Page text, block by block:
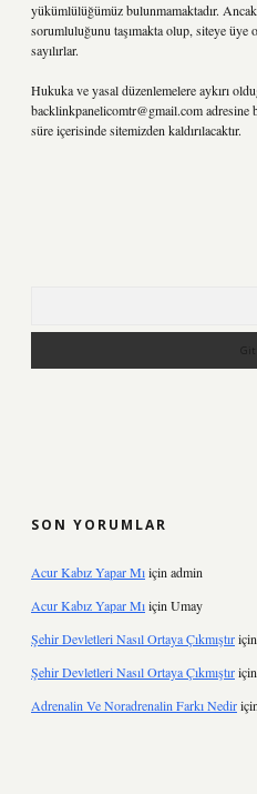
yükümlülüğümüz bulunmamaktadır.
sorumluluğunu taşımakta olup, siteye
sayılırlar.
Hukuka ve yasal düzenlemelere aykırı
backlinkpanelicomtr@gmail.comadresine
süre içerisinde sitemizden kaldırılacaktır.
SON YORUMLAR
Acur Kabız Yapar Mıiçin admin
Acur Kabız Yapar Mıiçin Umay
Şehir Devletleri Nasıl Ortaya Çıkmıştıriçin
Şehir Devletleri Nasıl Ortaya Çıkmıştıriçin
Adrenalin Ve Noradrenalin Farkı Nediriçin